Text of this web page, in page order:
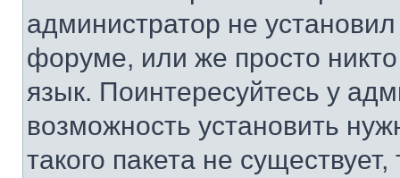
администратор не
форуме, или же просто
язык. Поинтересуйтесь у
возможность установить
такого пакета не